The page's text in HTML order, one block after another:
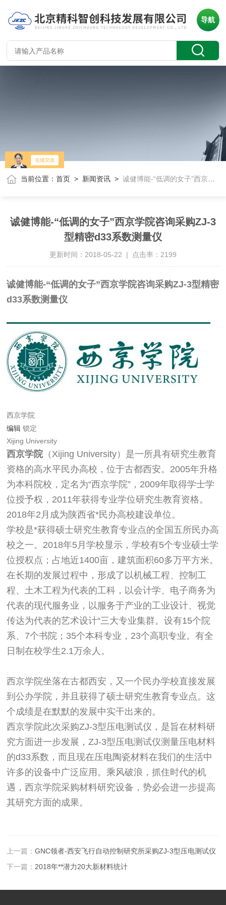
导航
当前位置：首页 > 新闻资讯 >诚健博能-“低调的女子”西京学院咨询采购ZJ-3型精密d33系数测量仪
诚健博能-“低调的女子”西京学院咨询采购ZJ-3
型精密d33系数测量仪
更新时间：2018-05-22 | 点击率：2199
诚健博能-“低调的女子”西京学院咨询采购ZJ-3型精密
d33系数测量仪
西京学院
编辑 锁定
Xijing University
西京学院（ Xijing University） 是一所具有研究生教育
资格的高水平民办高校，位于古都西安。2005年升格
为本科院校，定名为“西京学院”，2009年取得学士学
位授予权，2011年获得专业学位研究生教育资格。
2018年2月成为陕西省*民办高校建设单位。
学校是*获得硕士研究生教育专业点的全国五所民办高
校之一。2018年5月学校显示，学校有5个专业硕士学
位授权点；占地近1400亩，建筑面积60多万平方米。
在长期的发展过程中，形成了以机械工程、控制工
程、土木工程为代表的工科，以会计学、电子商务为
代表的现代服务业，以服务于产业的工业设计、视觉
传达为代表的艺术设计“三大专业集群。设有15个院
系、7个书院；35个本科专业，23个高职专业。有全
日制在校学生2.1万余人。
西京学院坐落在古都西安，又一个民办学校直接发展
到公办学院，并且获得了硕士研究生教育专业点。这
个成绩是在默默的发展中实干出来的。
西京学院此次采购ZJ-3型压电测试仪，是旨在材料研
究方面进一步发展，ZJ-3型压电测试仪测量压电材料
的d33系数，而且现在压电陶瓷材料在我们的生活中
许多的设备中广泛应用。乘风破浪，抓住时代的机
遇，西京学院采购材料研究设备，势必会进一步提高
其研究方面的成果。
上一篇：GNC领者-西安飞行自动控制研究所采购ZJ-3型压电测试仪
下一篇： 2018年**潜力20大新材料统计